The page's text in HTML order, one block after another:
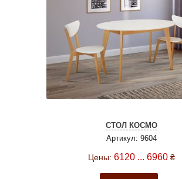
СТОЛ КОСМО
Артикул: 9604
Цены: 6120 ... 6960 ₴